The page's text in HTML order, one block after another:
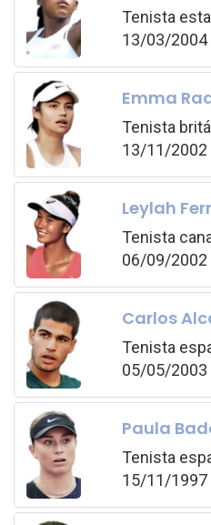
Tenista
13/03/2004
Emma
Tenista
13/11/2002
Leylah
Tenista
06/09/2002
Carlos
Tenista
05/05/2003
Paula
Tenista
15/11/1997